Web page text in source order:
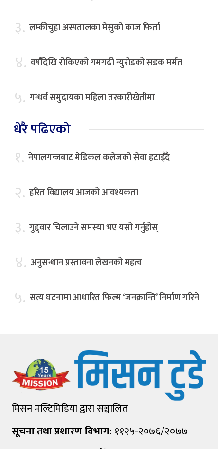
३. लम्कीचुहा अस्पतालका मेसुको काज फिर्ता
४. वर्षौँदेखि रोकिएको गमगढी न्युरोडको सडक मर्मत
५. गन्धर्व समुदायका महिला तरकारीखेतीमा
धेरै पढिएको
१. नेपालगन्जबाट मेडिकल कलेजको सेवा हटाइँदै
२. हरित विद्यालय आजको आवश्यकता
३. गुद्द्वार चिलाउने समस्या भए यसो गर्नुहोस्
४. अनुसन्धान प्रस्तावना लेखनको महत्व
५. सत्य घटनामा आधारित फिल्म ‘जनक्रान्ति’ निर्माण गरिने
मिसन मल्टिमिडिया द्वारा सञ्चालित
सूचना तथा प्रशारण विभाग: ११२५-२०७६/२०७७